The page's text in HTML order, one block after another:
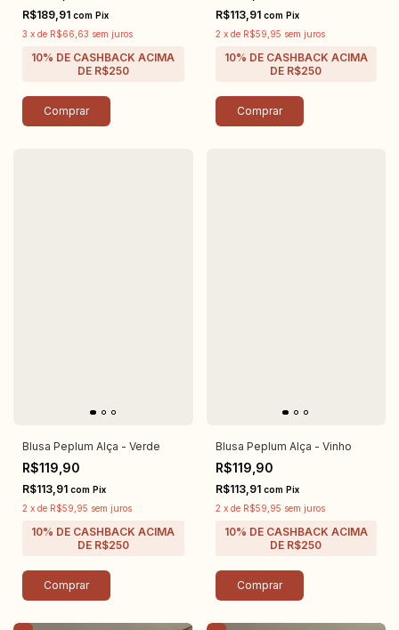
R$189,91 com Pix
3 x de R$66,63 sem juros
Comprar
R$113,91 com Pix
2 x de R$59,95 sem juros
Comprar
Blusa Peplum Alça - Verde
R$119,90
R$113,91 com Pix
2 x de R$59,95 sem juros
Comprar
Blusa Peplum Alça - Vinho
R$119,90
R$113,91 com Pix
2 x de R$59,95 sem juros
Comprar